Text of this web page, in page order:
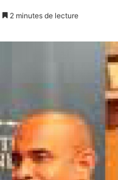
2 minutes de lecture